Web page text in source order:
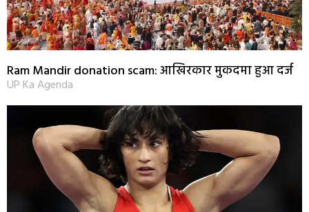
Ram Mandir donation scam: आखिरकार मुकदमा हुआ दर्ज
UP Ka Agenda